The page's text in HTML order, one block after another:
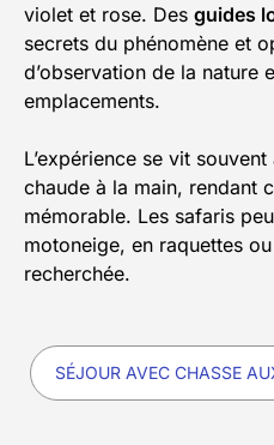
violet et rose. Des guides
secrets du phénomène et
d’observation de la nature
emplacements.
L’expérience se vit
chaude à la main, rendant
mémorable. Les safaris
motoneige, en raquettes
recherchée.
SÉJOUR AVEC CHASSE